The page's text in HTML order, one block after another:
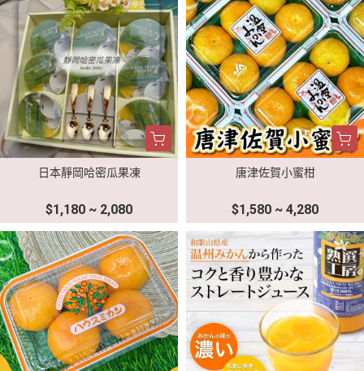
日本靜岡哈密瓜果凍
$1,180 ~ 2,080
唐津佐賀小蜜柑
$1,580 ~ 4,280